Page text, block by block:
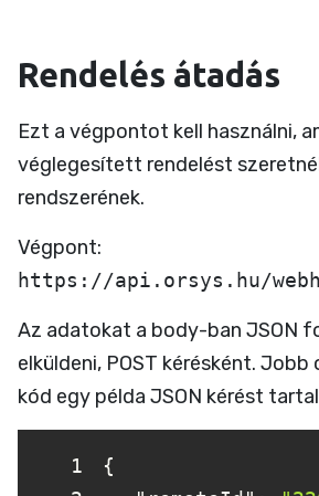
Rendelés átadás
Ezt a végpontot kell használni,
véglegesített rendelést
rendszerének.
Végpont:
https://api.orsys.hu/
Az adatokat a body-ban JSON
elküldeni, POST kérésként.
kód egy példa JSON kérést
1